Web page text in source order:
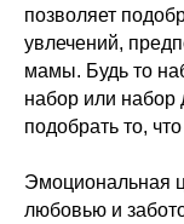
позволяет
увлечений,
мамы. Будь то
набор или набор
подобрать то,
Эмоциональная
любовью и